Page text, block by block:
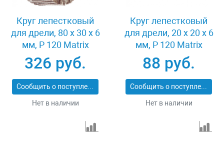
Круг лепестковый
для дрели, 80 х 30 х 6
мм, P 120 Matrix
74146
326 руб.
Сообщить о поступлении
Нет в наличии
Круг лепестковый
для дрели, 20 х 20 х 6
мм, P 120 Matrix
74104
88 руб.
Сообщить о поступлении
Нет в наличии